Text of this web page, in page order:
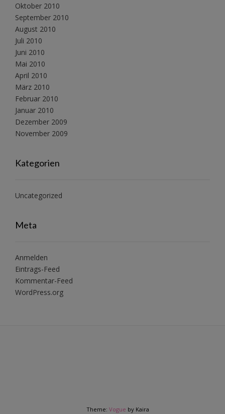
Oktober 2010
September 2010
August 2010
Juli 2010
Juni 2010
Mai 2010
April 2010
März 2010
Februar 2010
Januar 2010
Dezember 2009
November 2009
Kategorien
Uncategorized
Meta
Anmelden
Eintrags-Feed
Kommentar-Feed
WordPress.org
Theme: Vogue by Kaira